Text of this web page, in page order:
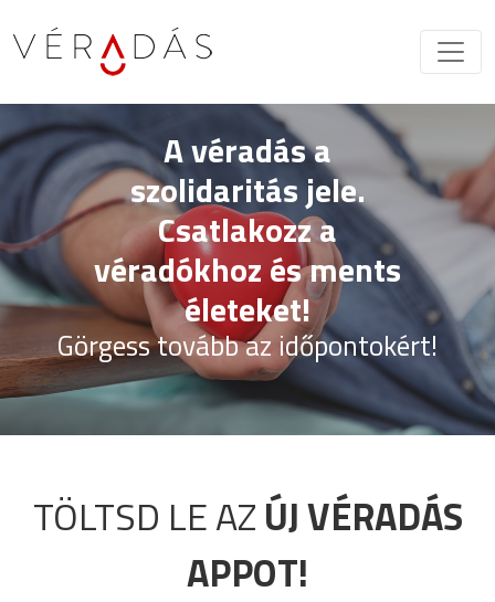
A véradás a
szolidaritás jele.
Csatlakozz a
véradókhoz és ments
életeket!
Görgess tovább az időpontokért!
TÖLTSD LE AZÚJ VÉRADÁS
APPOT!